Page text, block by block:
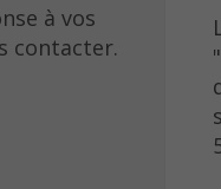
à vos
contacter.